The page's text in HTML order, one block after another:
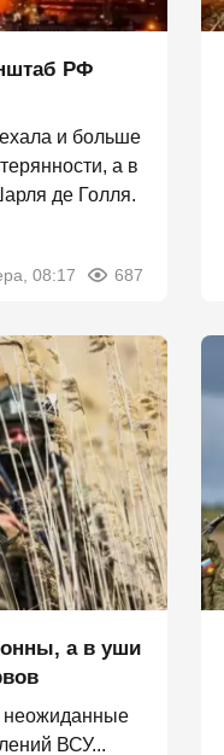
РФ
и больше
а в
де Голля.
08:17 687
а в уши
неожиданные
ВСУ...